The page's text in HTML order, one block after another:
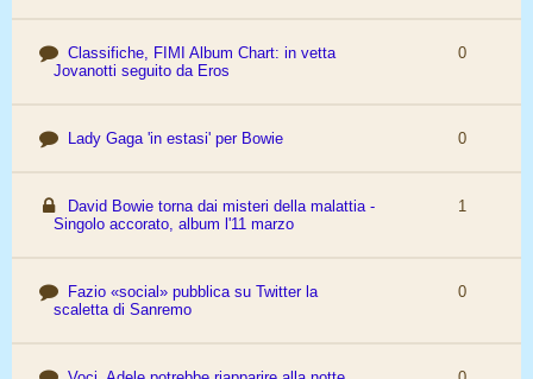
Classifiche, FIMI Album Chart: in vetta
Jovanotti seguito da Eros
0
Lady Gaga 'in estasi' per Bowie 0
David Bowie torna dai misteri della malattia -
Singolo accorato, album l'11 marzo
1
Fazio «social» pubblica su Twitter la
scaletta di Sanremo
0